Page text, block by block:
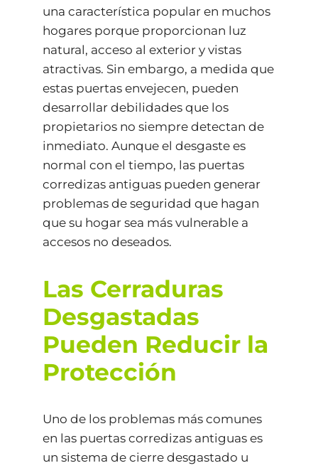
una característica popular en muchos
hogares porque proporcionan luz
natural, acceso al exterior y vistas
atractivas. Sin embargo, a medida que
estas puertas envejecen, pueden
desarrollar debilidades que los
propietarios no siempre detectan de
inmediato. Aunque el desgaste es
normal con el tiempo, las puertas
corredizas antiguas pueden generar
problemas de seguridad que hagan
que su hogar sea más vulnerable a
accesos no deseados.
Las Cerraduras
Desgastadas
Pueden Reducir la
Protección
Uno de los problemas más comunes
en las puertas corredizas antiguas es
un sistema de cierre desgastado u